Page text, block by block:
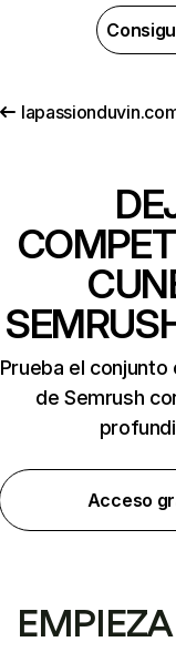
Prueba el
de Semrush
Acceso